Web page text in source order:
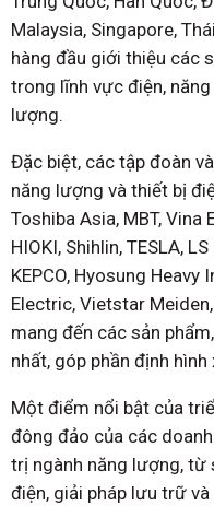
Malaysia, Singapore,
hàng đầu giới thiệu các
trong lĩnh vực điện,
lượng.
Đặc biệt, các tập đoàn
năng lượng và thiết bị
Toshiba Asia, MBT, Vina
HIOKI, Shihlin, TESLA,
KEPCO, Hyosung
Electric, Vietstar
mang đến các sản
nhất, góp phần định
Một điểm nổi bật của
đông đảo của các
trị ngành năng lượng, từ
điện, giải pháp lưu trữ